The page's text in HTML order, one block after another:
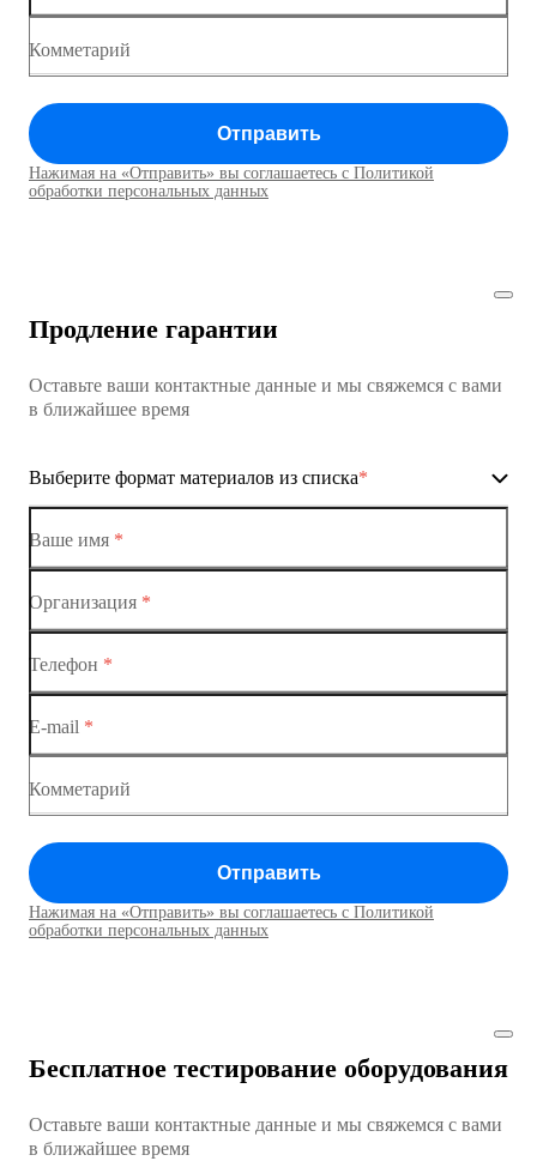
Коммутатор доступа MES1428
Коммутаторы доступа01
Коммутатор доступа MES1428
Коммутатор доступа MES1428
Коммутаторы доступа
Коммутатор доступа MES1428-04
Комметарий
Отправить
Нажимая на «Отправить» вы соглашаетесь с Политикой
обработки персональных данных
Продление гарантии
Оставьте ваши контактные данные и мы свяжемся с вами
в ближайшее время
Выберите формат материалов из списка*
Ethernet-коммутаторы
Коммутатор доступа MES1428
Коммутаторы доступа01
Коммутатор доступа MES1428
Коммутатор доступа MES1428
Ваше имя *
Организация *
Телефон *
E-mail *
Комметарий
Отправить
Нажимая на «Отправить» вы соглашаетесь с Политикой
обработки персональных данных
Бесплатное тестирование оборудования
Оставьте ваши контактные данные и мы свяжемся с вами
в ближайшее время